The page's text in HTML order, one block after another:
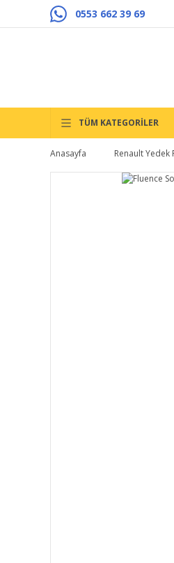
0553 662 39 69
TÜM KATEGORİLER
Anasayfa Renault Yedek